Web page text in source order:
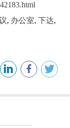
, 办公室,下达,